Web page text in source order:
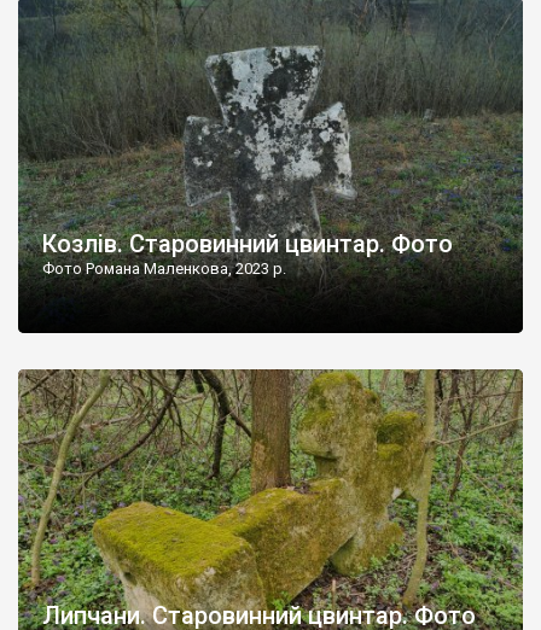
не видно, але видно дві стареньких колії у траві – […]
Козлів. Старовинний цвинтар. Фото
Фото Романа Маленкова, 2023 р.
Липчани. Старовинний цвинтар. Фото